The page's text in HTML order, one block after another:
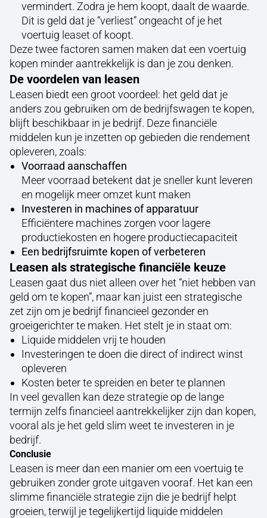
vermindert. Zodra je hem koopt, daalt de waarde.
Dit is geld dat je “verliest” ongeacht of je het
voertuig leaset of koopt.
Deze twee factoren samen maken dat een voertuig
kopen minder aantrekkelijk is dan je zou denken.
De voordelen van leasen
Leasen biedt een groot voordeel: het geld dat je
anders zou gebruiken om de bedrijfswagen te kopen,
blijft beschikbaar in je bedrijf. Deze financiële
middelen kun je inzetten op gebieden die rendement
opleveren, zoals:
Voorraad aanschaffen
Meer voorraad betekent dat je sneller kunt leveren
en mogelijk meer omzet kunt maken
Investeren in machines of apparatuur
Efficiëntere machines zorgen voor lagere
productiekosten en hogere productiecapaciteit
Een bedrijfsruimte kopen of verbeteren
Leasen als strategische financiële keuze
Leasen gaat dus niet alleen over het “niet hebben van
geld om te kopen”, maar kan juist een strategische
zet zijn om je bedrijf financieel gezonder en
groeigerichter te maken. Het stelt je in staat om:
Liquide middelen vrij te houden
Investeringen te doen die direct of indirect winst
opleveren
Kosten beter te spreiden en beter te plannen
In veel gevallen kan deze strategie op de lange
termijn zelfs financieel aantrekkelijker zijn dan kopen,
vooral als je het geld slim weet te investeren in je
bedrijf.
Conclusie
Leasen is meer dan een manier om een voertuig te
gebruiken zonder grote uitgaven vooraf. Het kan een
slimme financiële strategie zijn die je bedrijf helpt
groeien, terwijl je tegelijkertijd liquide middelen